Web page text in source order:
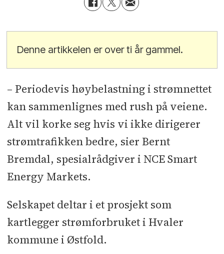
Denne artikkelen er over ti år gammel.
– Periodevis høybelastning i strømnettet
kan sammenlignes med rush på veiene.
Alt vil korke seg hvis vi ikke dirigerer
strømtrafikken bedre, sier Bernt
Bremdal, spesialrådgiver i NCE Smart
Energy Markets.
Selskapet deltar i et prosjekt som
kartlegger strømforbruket i Hvaler
kommune i Østfold.